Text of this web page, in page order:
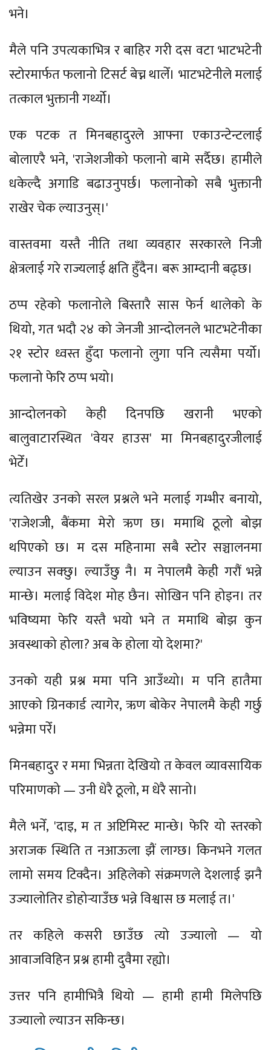
भने।
मैले पनि उपत्यकाभित्र र बाहिर गरी दस वटा भाटभटेनी
स्टोरमार्फत फलानो टिसर्ट बेच्न थालेँ। भाटभटेनीले मलाई
तत्काल भुक्तानी गर्थ्यो।
एक पटक त मिनबहादुरले आफ्ना एकाउन्टेन्टलाई
बोलाएरै भने, 'राजेशजीको फलानो बामे सर्दैछ। हामीले
धकेल्दै अगाडि बढाउनुपर्छ। फलानोको सबै भुक्तानी
राखेर चेक ल्याउनुस्।'
वास्तवमा यस्तै नीति तथा व्यवहार सरकारले निजी
क्षेत्रलाई गरे राज्यलाई क्षति हुँदैन। बरू आम्दानी बढ्छ।
ठप्प रहेको फलानोले बिस्तारै सास फेर्न थालेको के
थियो, गत भदौ २४ को जेनजी आन्दोलनले भाटभटेनीका
२१ स्टोर ध्वस्त हुँदा फलानो लुगा पनि त्यसैमा पर्यो।
फलानो फेरि ठप्प भयो।
आन्दोलनको केही दिनपछि खरानी भएको
बालुवाटारस्थित 'वेयर हाउस' मा मिनबहादुरजीलाई
भेटेँ।
त्यतिखेर उनको सरल प्रश्नले भने मलाई गम्भीर बनायो,
'राजेशजी, बैंकमा मेरो ऋण छ। ममाथि ठूलो बोझ
थपिएको छ। म दस महिनामा सबै स्टोर सञ्चालनमा
ल्याउन सक्छु। ल्याउँछु नै। म नेपालमै केही गरौं भन्ने
मान्छे। मलाई विदेश मोह छैन। सोखिन पनि होइन। तर
भविष्यमा फेरि यस्तै भयो भने त ममाथि बोझ कुन
अवस्थाको होला? अब के होला यो देशमा?'
उनको यही प्रश्न ममा पनि आउँथ्यो। म पनि हातैमा
आएको ग्रिनकार्ड त्यागेर, ऋण बोकेर नेपालमै केही गर्छु
भन्नेमा परेँ।
मिनबहादुर र ममा भिन्नता देखियो त केवल व्यावसायिक
परिमाणको — उनी धेरै ठूलो, म धेरै सानो।
मैले भनेँ, 'दाइ, म त अप्टिमिस्ट मान्छे। फेरि यो स्तरको
अराजक स्थिति त नआऊला झैं लाग्छ। किनभने गलत
लामो समय टिक्दैन। अहिलेको संक्रमणले देशलाई झनै
उज्यालोतिर डोहोर्‍याउँछ भन्ने विश्वास छ मलाई त।'
तर कहिले कसरी छाउँछ त्यो उज्यालो — यो
आवाजविहिन प्रश्न हामी दुवैमा रह्यो।
उत्तर पनि हामीभित्रै थियो — हामी हामी मिलेपछि
उज्यालो ल्याउन सकिन्छ।